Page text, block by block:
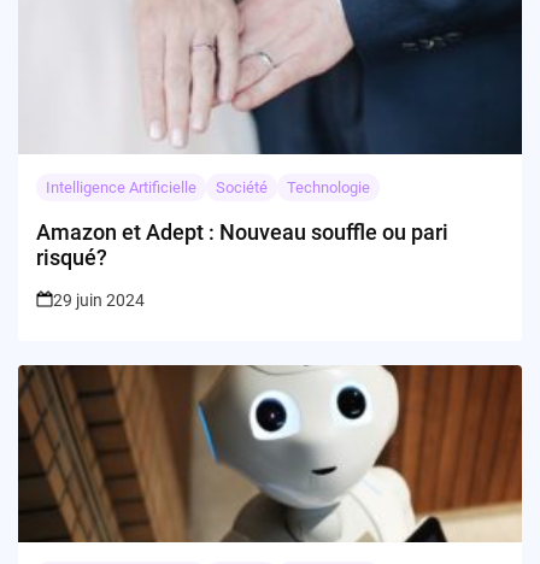
Intelligence Artificielle Société Technologie
Amazon et Adept : Nouveau souffle ou pari
risqué?
29 juin 2024